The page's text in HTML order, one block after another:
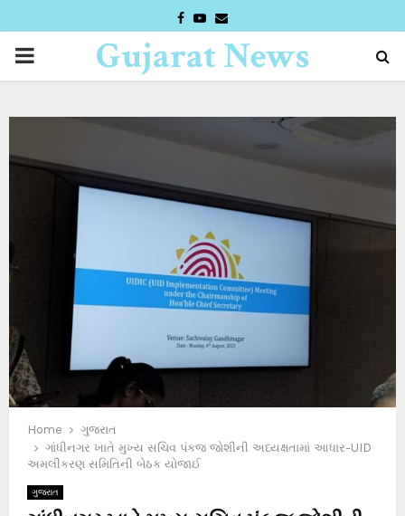
FACEBOOK
YOUTUBE
EMAIL
PRIMARYGujarat News
Home
ગુજરાત
ગાંધીનગર ખાતે મુખ્ય સચિવ પંકજ જોશીની અધ્યક્ષતામાં આધાર-UID
અમલીકરણ સમિતિની બેઠક યોજાઈ
ગુજરાત